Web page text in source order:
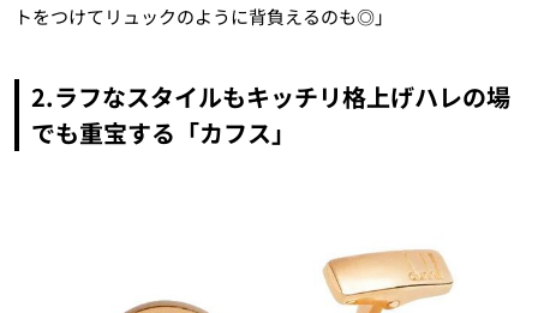
トをつけてリュックのように背負えるのも◎」
2.ラフなスタイルもキッチリ格上げハレの場
でも重宝する「カフス」